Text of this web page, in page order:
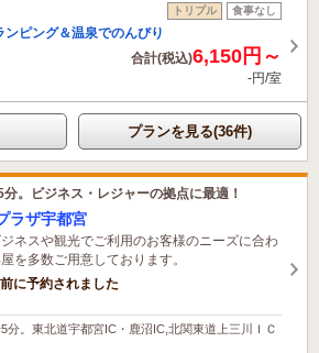
トリプル 食事なし
ンピング＆温泉でのんびり
合計(税込)6,150円～
-円/室
プランを見る(36件)
。ビジネス・レジャーの拠点に最適！
ラザ宇都宮
ネスや観光でご利用のお客様のニーズに合わ
を多数ご用意しております。
の宿を見ています
分。東北道宇都宮IC・鹿沼IC,北関東道上三川ＩＣ